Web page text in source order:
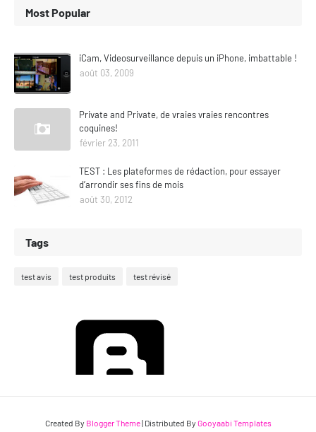
Most Popular
iCam, Videosurveillance depuis un iPhone, imbattable !
août 03, 2009
Private and Private, de vraies vraies rencontres
coquines!
février 23, 2011
TEST : Les plateformes de rédaction, pour essayer
d’arrondir ses fins de mois
août 30, 2012
Tags
test avis test produits test révisé
BloggerCreated By Blogger Theme| Distributed By Gooyaabi Templates